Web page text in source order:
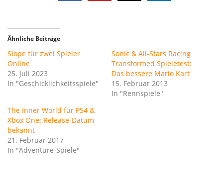
Ähnliche Beiträge
Slope für zwei Spieler
Online
25. Juli 2023
In "Geschicklichkeitsspiele"
Sonic & All-Stars Racing
Transformed Spieletest:
Das bessere Mario Kart
15. Februar 2013
In "Rennspiele"
The Inner World für PS4 &
Xbox One: Release-Datum
bekannt
21. Februar 2017
In "Adventure-Spiele"